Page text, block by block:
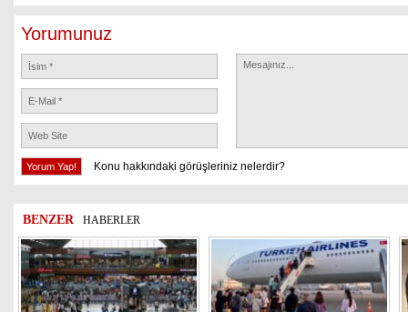
Yorumunuz
Konu hakkındaki görüşleriniz nelerdir?
BENZER HABERLER